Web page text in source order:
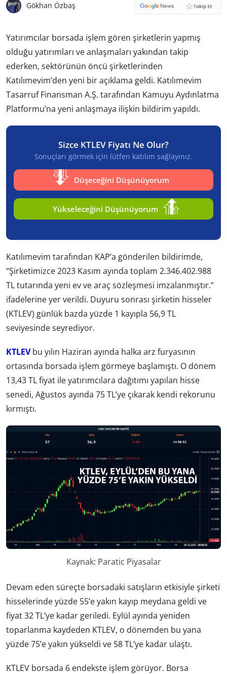
Gökhan Özbaş
Yatırımcılar borsada işlem gören şirketlerin yapmış
olduğu yatırımları ve anlaşmaları yakından takip
ederken, sektörünün öncü şirketlerinden
Katılımevim’den yeni bir açıklama geldi. Katılımevim
Tasarruf Finansman A.Ş. tarafından Kamuyu Aydınlatma
Platformu’na yeni anlaşmaya ilişkin bildirim yapıldı.
Sizce KTLEV Fiyatı Ne Olur?
Sonuçları görmek için lütfen katılım sağlayınız.
Düşeceğini Düşünüyorum
Yükseleceğini Düşünüyorum
Katılımevim tarafından KAP’a gönderilen bildirimde,
“Şirketimizce 2023 Kasım ayında toplam 2.346.402.988
TL tutarında yeni ev ve araç sözleşmesi imzalanmıştır.”
ifadelerine yer verildi. Duyuru sonrası şirketin hisseler
(KTLEV) günlük bazda yüzde 1 kayıpla 56,9 TL
seviyesinde seyrediyor.
KTLEVbu yılın Haziran ayında halka arz furyasının
ortasında borsada işlem görmeye başlamıştı. O dönem
13,43 TL fiyat ile yatırımcılara dağıtımı yapılan hisse
senedi, Ağustos ayında 75 TL’ye çıkarak kendi rekorunu
kırmıştı.
Kaynak: Paratic Piyasalar
Devam eden süreçte borsadaki satışların etkisiyle şirketi
hisselerinde yüzde 55’e yakın kayıp meydana geldi ve
fiyat 32 TL’ye kadar geriledi. Eylül ayında yeniden
toparlanma kaydeden KTLEV, o dönemden bu yana
yüzde 75’e yakın yükseldi ve 58 TL’ye kadar ulaştı.
KTLEV borsada 6 endekste işlem görüyor. Borsa